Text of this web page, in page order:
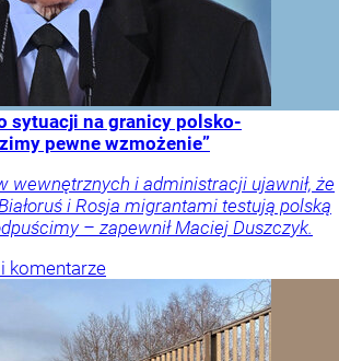
sytuacji na granicy polsko-
pewne wzmożenie”
wewnętrznych i administracji ujawnił, że
i Rosja migrantami testują polską
– zapewnił Maciej Duszczyk.
komentarze